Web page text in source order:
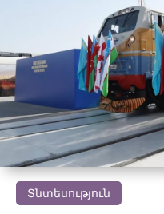
Տնտեսություն